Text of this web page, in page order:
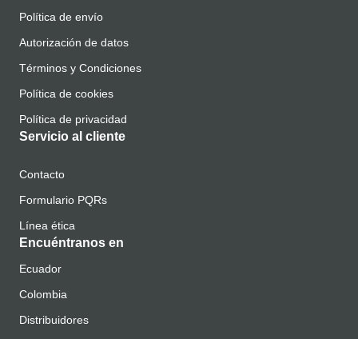
Política de envío
Autorización de datos
Términos y Condiciones
Política de cookies
Política de privacidad
Servicio al cliente
Contacto
Formulario PQRs
Línea ética
Encuéntranos en
Ecuador
Colombia
Distribuidores